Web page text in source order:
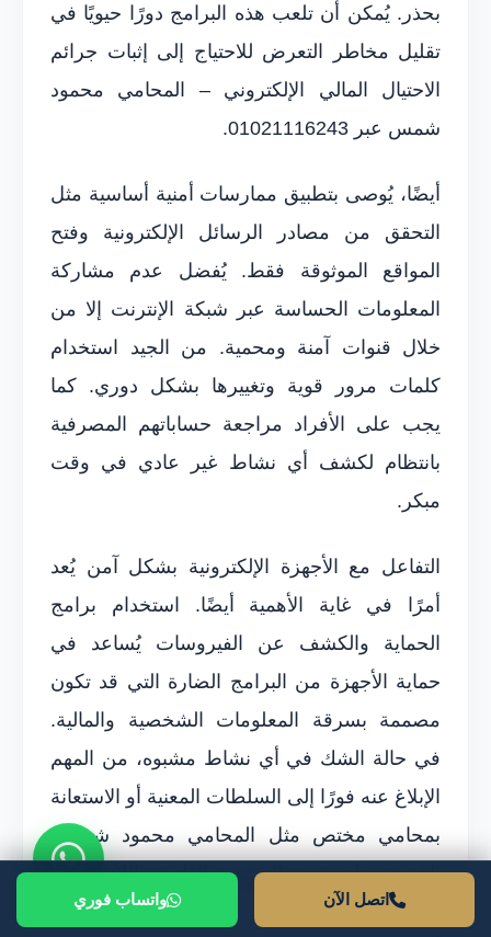
بحذر. يُمكن أن تلعب هذه البرامج دورًا حيويًا في
تقليل مخاطر التعرض للاحتياج إلى إثبات جرائم
الاحتيال المالي الإلكتروني – المحامي محمود
شمس عبر 01021116243.
أيضًا، يُوصى بتطبيق ممارسات أمنية أساسية مثل
التحقق من مصادر الرسائل الإلكترونية وفتح
المواقع الموثوقة فقط. يُفضل عدم مشاركة
المعلومات الحساسة عبر شبكة الإنترنت إلا من
خلال قنوات آمنة ومحمية. من الجيد استخدام
كلمات مرور قوية وتغييرها بشكل دوري. كما
يجب على الأفراد مراجعة حساباتهم المصرفية
بانتظام لكشف أي نشاط غير عادي في وقت
مبكر.
التفاعل مع الأجهزة الإلكترونية بشكل آمن يُعد
أمرًا في غاية الأهمية أيضًا. استخدام برامج
الحماية والكشف عن الفيروسات يُساعد في
حماية الأجهزة من البرامج الضارة التي قد تكون
مصممة بسرقة المعلومات الشخصية والمالية.
في حالة الشك في أي نشاط مشبوه، من المهم
الإبلاغ عنه فورًا إلى السلطات المعنية أو الاستعانة
بمحامي مختص مثل المحامي محمود شمس،
الذي يستطيع تقديم المشورة القانونية اللازمة.
اتصل الآن واتساب فوري